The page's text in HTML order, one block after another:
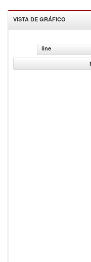
VISTA DE GRÁFICO
line